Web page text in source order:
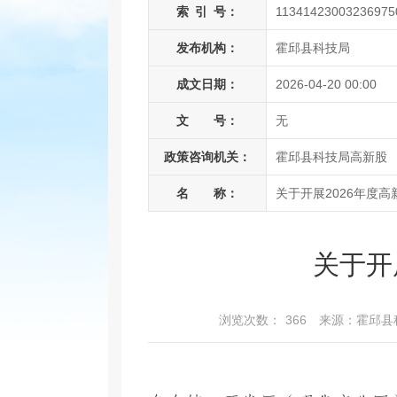
索 引 号：
发布机构： 霍邱县科技局
成文日期： 2026-04-20 00:00
文 号： 无
政策咨询机关： 霍邱县科技局高新股
名 称： 关于开展2026年度高
关于
浏览次数： 366 来源：霍邱县